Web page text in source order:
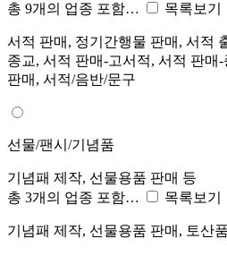
총 9개의 업종 포함…
목록보기
서적 판매, 정기간행물 판매, 서적
종교, 서적 판매-고서적, 서적 판매
판매, 서적/음반/문구
선물/팬시/기념품
기념패 제작, 선물용품 판매 등
총 3개의 업종 포함…
목록보기
기념패 제작, 선물용품 판매, 토산